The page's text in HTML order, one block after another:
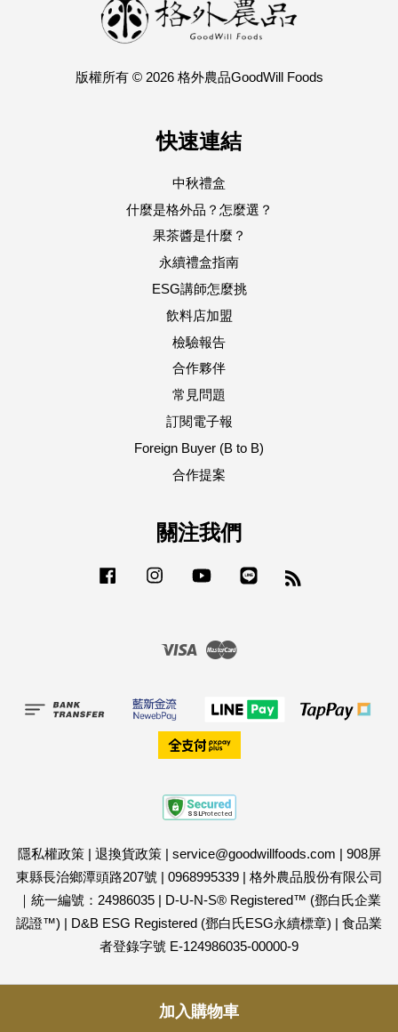
加入購物車
版權所有 © 2026 格外農品GoodWill Foods
快速連結
中秋禮盒
什麼是格外品？怎麼選？
果茶醬是什麼？
永續禮盒指南
ESG講師怎麼挑
飲料店加盟
檢驗報告
合作夥伴
常見問題
訂閱電子報
Foreign Buyer (B to B)
合作提案
關注我們
Facebook Instagram YouTube
Visa
隱私權政策| 退換貨政策| service@goodwillfoods.com | 908屏
東縣長治鄉潭頭路207號| 0968995339| 格外農品股份有限公司
｜統一編號：24986035| D-U-N-S® Registered™ (鄧白氏企業
認證™) | D&B ESG Registered (鄧白氏ESG永續標章) | 食品業
者登錄字號 E-124986035-00000-9